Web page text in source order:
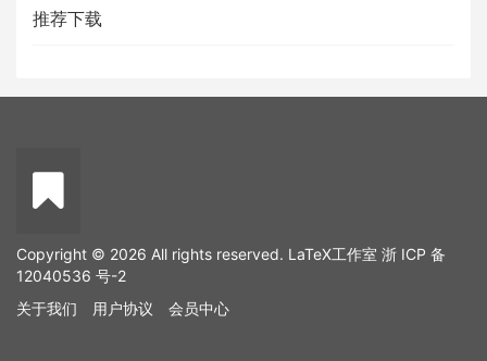
推荐下载
Copyright © 2026 All rights reserved. LaTeX工作室 浙 ICP 备
12040536 号-2
关于我们
用户协议 会员中心